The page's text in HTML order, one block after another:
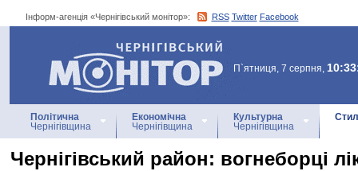
Інформ-агенція «Чернігівський монітор»: RSS Twitter Facebook
Інформ-агенція
«Чернігівський монітор»
П`ятниця, 7 серпня,
Політична
Чернігівщина
Економічна
Чернігівщина
Культурна
Чернігівщина
Чернігівський район: вогнеборці